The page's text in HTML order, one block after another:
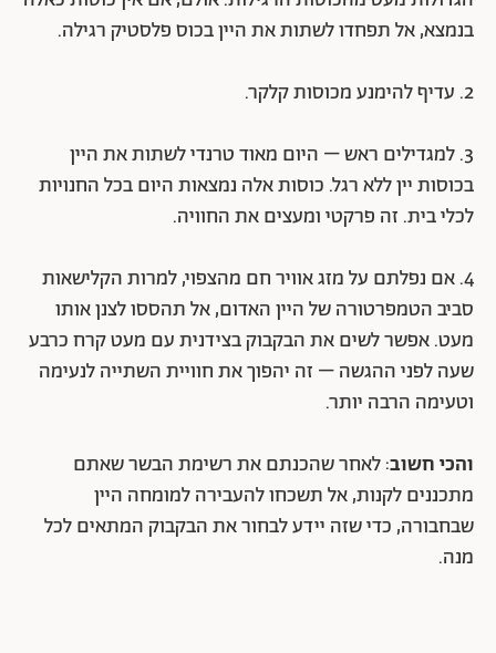
בנמצא, אל תפחדו לשתות את היין בכוס פלסטיק רגילה.
2. עדיף להימנע מכוסות קלקר.
3. למגדילים ראש – היום מאוד טרנדי לשתות את היין
בכוסות יין ללא רגל. כוסות אלה נמצאות היום בכל החנויות
לכלי בית. זה פרקטי ומעצים את החוויה.
4. אם נפלתם על מזג אוויר חם מהצפוי, למרות הקלישאות
סביב הטמפרטורה של היין האדום, אל תהססו לצנן אותו
מעט. אפשר לשים את הבקבוק בצידנית עם מעט קרח כרבע
שעה לפני ההגשה – זה יהפוך את חוויית השתייה לנעימה
וטעימה הרבה יותר.
והכי חשוב: לאחר שהכנתם את רשימת הבשר שאתם
מתכננים לקנות, אל תשכחו להעבירה למומחה היין
שבחבורה, כדי שזה יידע לבחור את הבקבוק המתאים לכל
מנה.